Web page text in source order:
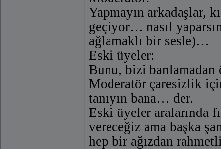
Yapmayın arkadaşlar,
geçiyor… nasıl
ağlamaklı bir sesle)…
Eski üyeler:
Bunu, bizi
Moderatör çaresizlik
tanıyın bana… der.
Eski üyeler aralarında
vereceğiz ama başka
hep bir ağızdan